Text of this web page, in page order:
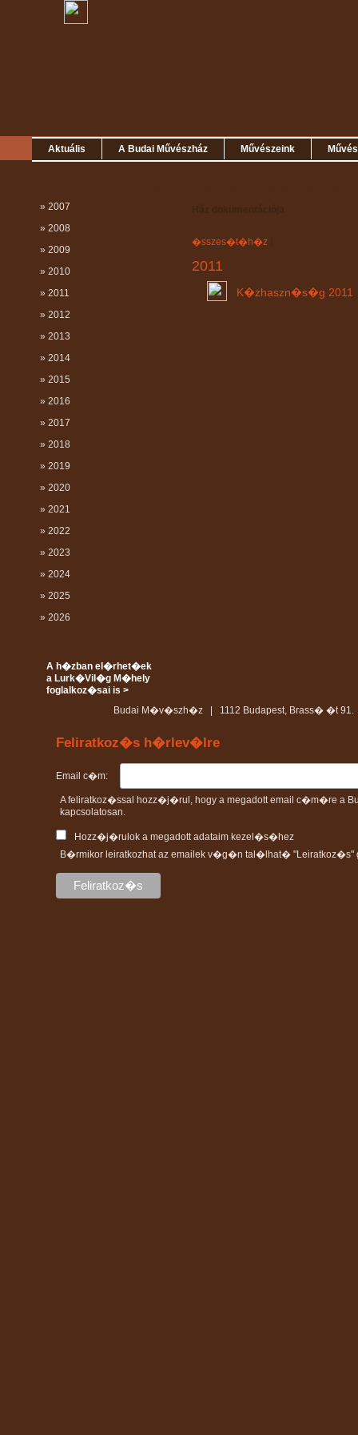
Aktuális A Budai Művészház Művészeink
» 2007
» 2008
» 2009
» 2010
» 2011
» 2012
» 2013
» 2014
» 2015
» 2016
» 2017
» 2018
» 2019
» 2020
» 2021
» 2022
» 2023
» 2024
» 2025
» 2026
A h�zban el�rhet�ek
a Lurk�Vil�g M�hely
foglalkoz�sai is >
�sszes�t�h�z
2011
K�zhaszn�s�g 2011
Budai M�v�szh�z | 1112 Budapest, Brass� �t
Feliratkoz�s h�rlev�lre
Email c�m:
A feliratkoz�ssal hozz�j�rul, hogy a megadott email c�m�re
kapcsolatosan.
Hozz�j�rulok a megadott adataim kezel�s�hez
B�rmikor leiratkozhat az emailek v�g�n tal�lhat� "Leiratkoz�s"